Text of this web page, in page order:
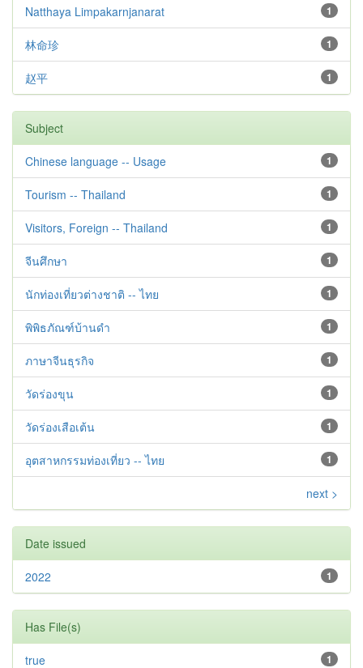
1
Natthaya Limpakarnjanarat
1
林命珍
1
赵平
Subject
1
Chinese language -- Usage
1
Tourism -- Thailand
1
Visitors, Foreign -- Thailand
1
จีนศึกษา
1
นักท่องเที่ยวต่างชาติ -- ไทย
1
พิพิธภัณฑ์บ้านดำ
1
ภาษาจีนธุรกิจ
1
วัดร่องขุน
1
วัดร่องเสือเต้น
1
อุตสาหกรรมท่องเที่ยว -- ไทย
next >
Date issued
1
2022
Has File(s)
1
true